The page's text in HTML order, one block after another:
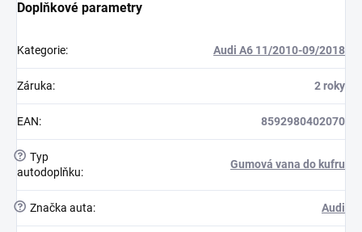
Doplňkové parametry
Kategorie: Audi A6 11/2010-09/2018
Záruka: 2 roky
EAN: 8592980402070
? Typ
autodoplňku:
Gumová vana do kufru
? Značka auta: Audi